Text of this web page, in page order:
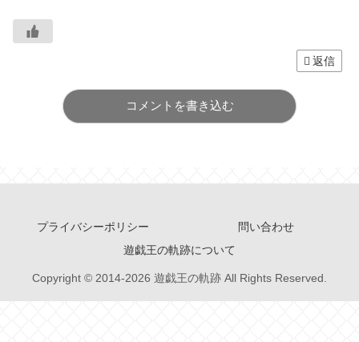
返信
コメントを書き込む
プライバシーポリシー
問い合わせ
遊戯王の軌跡について
Copyright © 2014-2026 遊戯王の軌跡 All Rights Reserved.